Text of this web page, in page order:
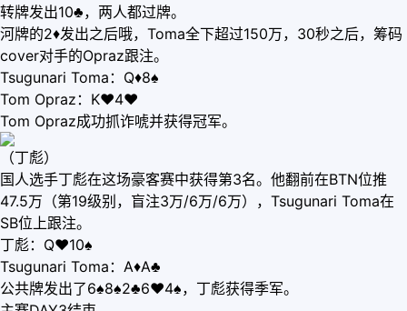
转牌发出10♣，两人都过牌。
河牌的2♦发出之后哦，Toma全下超过150万，30秒之后，筹码
cover对手的Opraz跟注。
Tsugunari Toma：Q♦8♠
Tom Opraz：K♥4♥
Tom Opraz成功抓诈唬并获得冠军。
（丁彪）
国人选手丁彪在这场豪客赛中获得第3名。他翻前在BTN位推
47.5万（第19级别，盲注3万/6万/6万），Tsugunari Toma在
SB位上跟注。
丁彪：Q♥10♠
Tsugunari Toma：A♦A♣
公共牌发出了6♠8♠2♣6♥4♠，丁彪获得季军。